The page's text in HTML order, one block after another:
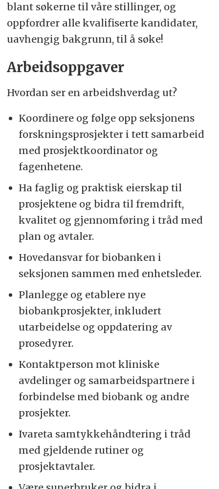
blant søkerne til våre stillinger, og
oppfordrer alle kvalifiserte kandidater,
uavhengig bakgrunn, til å søke!
Arbeidsoppgaver
Hvordan ser en arbeidshverdag ut?
Koordinere og følge opp seksjonens
forskningsprosjekter i tett samarbeid
med prosjektkoordinator og
fagenhetene.
Ha faglig og praktisk eierskap til
prosjektene og bidra til fremdrift,
kvalitet og gjennomføring i tråd med
plan og avtaler.
Hovedansvar for biobanken i
seksjonen sammen med enhetsleder.
Planlegge og etablere nye
biobankprosjekter, inkludert
utarbeidelse og oppdatering av
prosedyrer.
Kontaktperson mot kliniske
avdelinger og samarbeidspartnere i
forbindelse med biobank og andre
prosjekter.
Ivareta samtykkehåndtering i tråd
med gjeldende rutiner og
prosjektavtaler.